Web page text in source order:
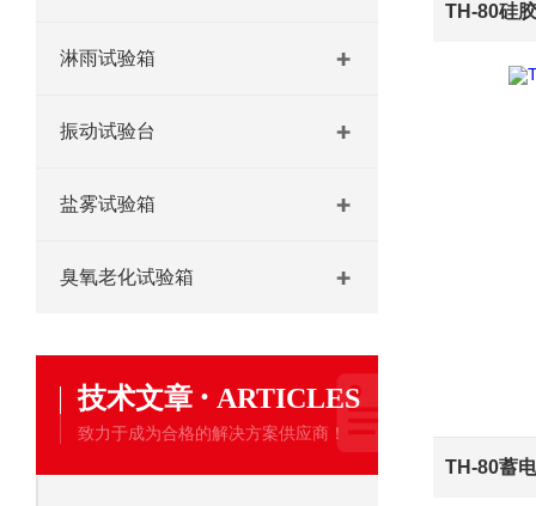
淋雨试验箱
振动试验台
盐雾试验箱
臭氧老化试验箱
技术文章 · ARTICLES
致力于成为合格的解决方案供应商！
TH-80硅